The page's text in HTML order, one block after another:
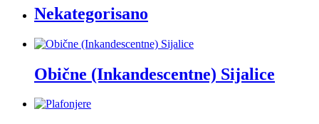
Nekategorisano
Obične (Inkandescentne) Sijalice